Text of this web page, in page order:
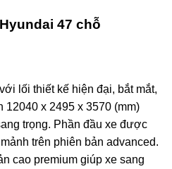
47 chỗ
lối thiết kế hiện đại, bắt mắt,
12040 x 2495 x 3570 (mm)
trọng. Phần đầu xe được
trên phiên bản advanced.
cao premium giúp xe sang